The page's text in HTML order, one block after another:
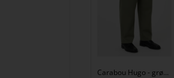
Carabou Hugo - grønne herrebukser med elastik i taljen – Vintermodel